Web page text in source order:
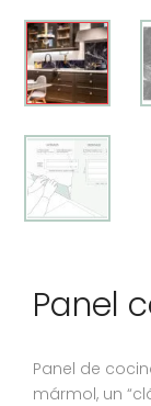
Panel
Panel de
mármol, un